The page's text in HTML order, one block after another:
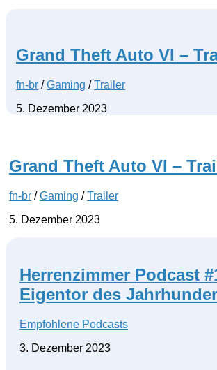
Grand Theft Auto VI –
fn-br /Gaming /Trailer
5. Dezember 2023
Grand Theft Auto VI –
fn-br /Gaming /Trailer
5. Dezember 2023
Herrenzimmer Podcast
Eigentor des
Empfohlene Podcasts
3. Dezember 2023